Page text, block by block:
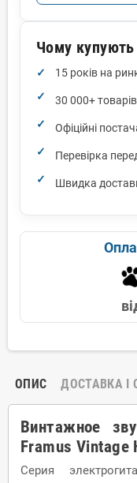
Чому купують
15 років на
30 000+ товарів
Офіційні
Перевірка
Швидка
ОПИС ДОСТАВКА І
Винтажное
Framus Vintage
Серия